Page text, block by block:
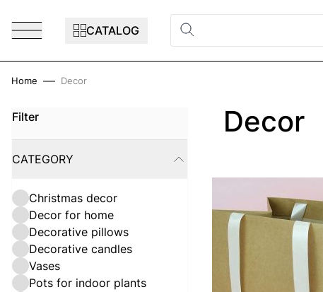
CATALOG
Home Decor
Filter
Skip to product list
CATEGORY
FILTER
Christmas decor
Decor for home
Decorative pillows
Decorative candles
Vases
Pots for indoor plants
Decor